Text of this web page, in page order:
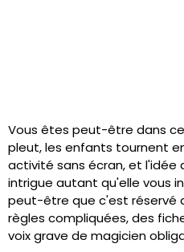
Vous êtes peut-être dans
pleut, les enfants tournent
activité sans écran, et l'idée
intrigue autant qu'elle vous
peut-être que c'est réservé
règles compliquées, des
voix grave de magicien